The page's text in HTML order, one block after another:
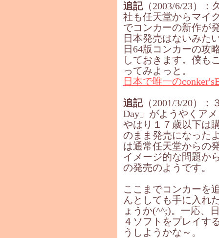
追記（2003/6/23）：
社も任天堂からマイ
でコンカーの新作が
日本発売はないみた
日64版コンカーの攻
しておきます。僕も
ってみよっと。
日本で唯一の
追記（2001/3/20）：
Day」がようやくア
やはり１７歳以下は
のまま発売になった
は通常任天堂からの
イメージ的な問題か
の発売のようです。
ここまでコンカーを
んとしても手に入れ
ょうか(^^;)。一応、
４ソフトをプレイす
うしようかな～。